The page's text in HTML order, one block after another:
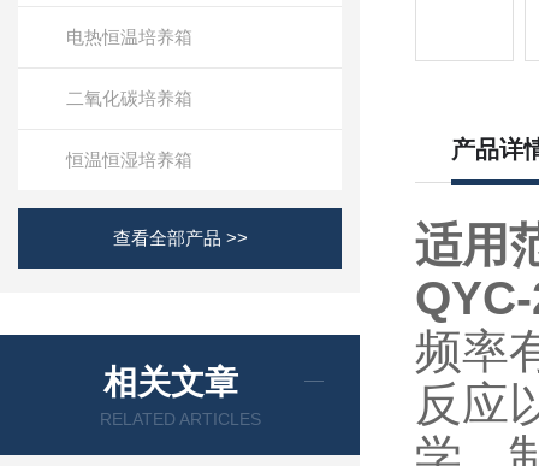
电热恒温培养箱
二氧化碳培养箱
恒温恒湿培养箱
查看全部产品 >>
相关文章
RELATED ARTICLES
产品详
适用
频率
反应